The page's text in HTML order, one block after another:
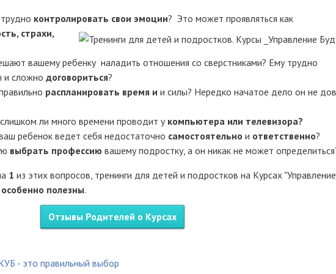
контролировать свои эмоции? Это может проявляться как
страхи,
вашему ребенку наладить отношения со сверстниками? Ему трудно
и сложно договориться?
распланировать время и и силы? Нередко начатое дело он не
ли много времени проводит у компьютера или телевизора?
ребенок ведет себя недостаточно самостоятельно и ответственно?
выбрать профессию вашему подростку, а он никак не может
1 из этих вопросов, тренинги для детей и подростков на Курсах "Управление
особенно полезны.
Отзывы Родителей о Курсах
- это правильный выбор